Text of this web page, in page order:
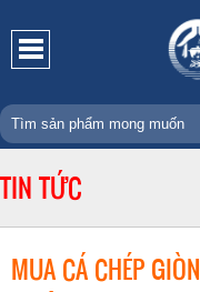
TIN TỨC
MUA CÁ CHÉP